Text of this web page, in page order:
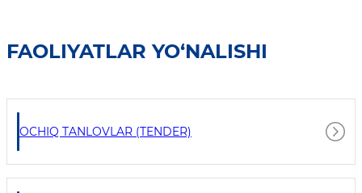
FAOLIYATLAR YO‘NALISHI
OCHIQ TANLOVLAR (TENDER)